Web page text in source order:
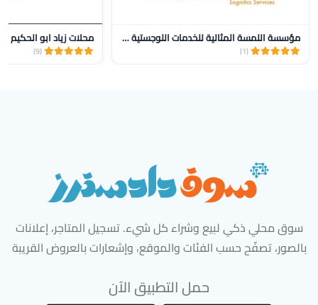
مؤسسة اللمسة المثالية للخدمات اللوجستية للنقل
(1)
محلات زياد ابو الحكيم
(9)
سوق محلي ذكي لبيع وشراء كل شيء. تسجيل المتاجر، إعلانات
بالصور، تصفّح حسب الفئات والموقع، وإشعارات بالعروض القريبة
حمل التطبيق الآن